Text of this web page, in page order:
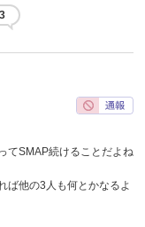
てSMAP続けることだよね
ば他の3人も何とかなるよ